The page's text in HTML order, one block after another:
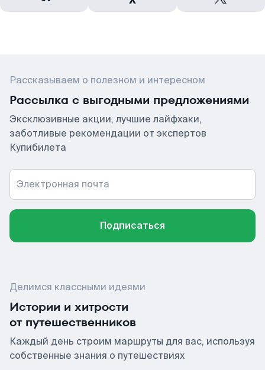
Рассказываем о полезном и интересном
Рассылка с выгодными предложениями
Эксклюзивные акции, лучшие лайфхаки,
заботливые рекомендации от экспертов
Купибилета
Электронная почта
Подписаться
Делимся классными идеями
Истории и хитрости
от путешественников
Каждый день строим маршруты для вас, используя
собственные знания о путешествиях